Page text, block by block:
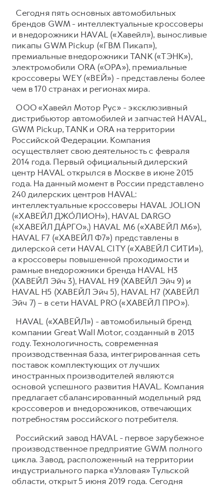
Сегодня пять основных автомобильных
брендов GWM - интеллектуальные кроссоверы
и внедорожники HAVAL («Хавейл»), выносливые
пикапы GWM Pickup («ГВМ Пикап»),
премиальные внедорожники TANK («ТЭНК»),
электромобили ORA («ОРА»), премиальные
кроссоверы WEY («ВЕЙ») - представлены более
чем в 170 странах и регионах мира.
ООО «Хавейл Мотор Рус» - эксклюзивный
дистрибьютор автомобилей и запчастей HAVAL,
GWM Pickup, TANK и ORA на территории
Российской Федерации. Компания
осуществляет свою деятельность с февраля
2014 года. Первый официальный дилерский
центр HAVAL открылся в Москве в июне 2015
года. На данный момент в России представлено
240 дилерских центров HAVAL:
интеллектуальные кроссоверы HAVAL JOLION
(«ХАВЕЙЛ ДЖО́ЛИОН»), HAVAL DARGO
(«ХАВЕЙЛ ДА́РГО»,) HAVAL М6 («ХАВЕЙЛ M6»),
HAVAL F7 («ХАВЕЙЛ Ф7») представлены в
дилерской сети HAVAL CITY («ХАВЕЙЛ СИТИ»),
а кроссоверы повышенной проходимости и
рамные внедорожники бренда HAVAL H3
(ХАВЕЙЛ Эйч 3), HAVAL H9 (ХАВЕЙЛ Эйч 9) и
HAVAL H5 (ХАВЕЙЛ Эйч 5), HAVAL H7 (ХАВЕЙЛ
Эйч 7) – в сети HAVAL PRO («ХАВЕЙЛ ПРО»).
HAVAL («ХАВЕЙЛ») - автомобильный бренд
компании Great Wall Motor, созданный в 2013
году. Технологичность, современная
производственная база, интегрированная сеть
поставок комплектующих от лучших
иностранных производителей являются
основой успешного развития HAVAL. Компания
предлагает сбалансированный модельный ряд
кроссоверов и внедорожников, отвечающих
потребностям российского потребителя.
Российский завод HAVAL - первое зарубежное
производственное предприятие GWM полного
цикла. Завод, расположенный на территории
индустриального парка «Узловая» Тульской
области, открыт 5 июня 2019 года. Сегодня